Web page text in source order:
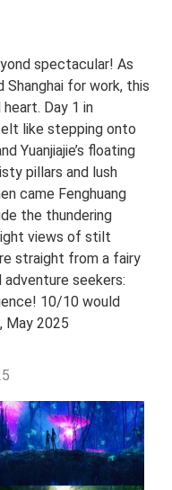
spectacular! As
Shanghai for work, this
heart. Day 1 in
like stepping onto
Yuanjiajie’s floating
pillars and lush
came Fenghuang
the thundering
views of stilt
straight from a fairy
seekers:
10/10 would
May 2025